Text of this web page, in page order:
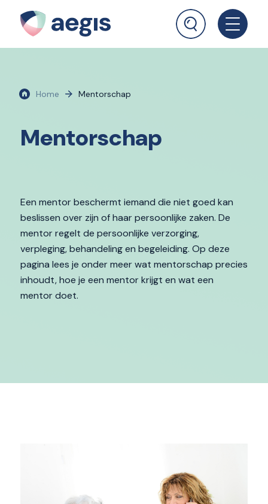
Home Mentorschap
Mentorschap
Een mentor beschermt iemand die niet goed kan
beslissen over zijn of haar persoonlijke zaken. De
mentor regelt de persoonlijke verzorging,
verpleging, behandeling en begeleiding. Op deze
pagina lees je onder meer wat mentorschap precies
inhoudt, hoe je een mentor krijgt en wat een
mentor doet.